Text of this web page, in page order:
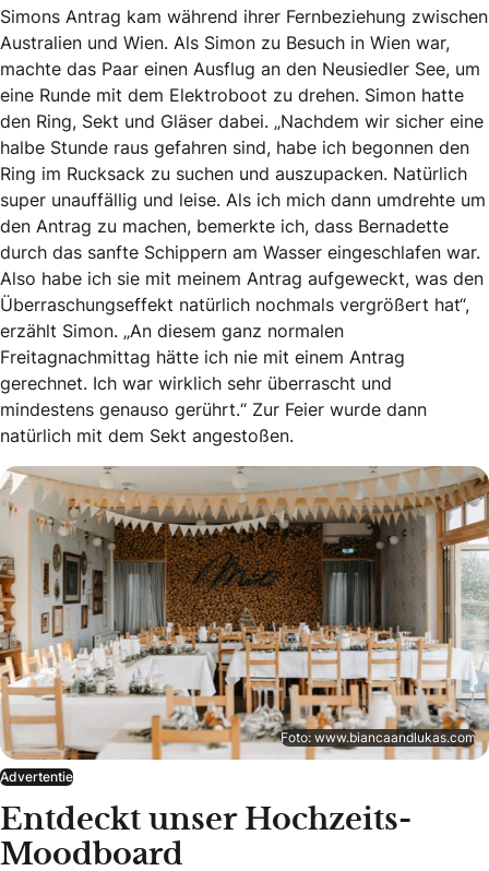
Simons Antrag kam während ihrer Fernbeziehung zwischen
Australien und Wien. Als Simon zu Besuch in Wien war,
machte das Paar einen Ausflug an den Neusiedler See, um
eine Runde mit dem Elektroboot zu drehen. Simon hatte
den Ring, Sekt und Gläser dabei. „Nachdem wir sicher eine
halbe Stunde raus gefahren sind, habe ich begonnen den
Ring im Rucksack zu suchen und auszupacken. Natürlich
super unauffällig und leise. Als ich mich dann umdrehte um
den Antrag zu machen, bemerkte ich, dass Bernadette
durch das sanfte Schippern am Wasser eingeschlafen war.
Also habe ich sie mit meinem Antrag aufgeweckt, was den
Überraschungseffekt natürlich nochmals vergrößert hat“,
erzählt Simon. „An diesem ganz normalen
Freitagnachmittag hätte ich nie mit einem Antrag
gerechnet. Ich war wirklich sehr überrascht und
mindestens genauso gerührt.“ Zur Feier wurde dann
natürlich mit dem Sekt angestoßen.
Foto: www.biancaandlukas.com
Advertentie
Entdeckt unser Hochzeits-
Moodboard